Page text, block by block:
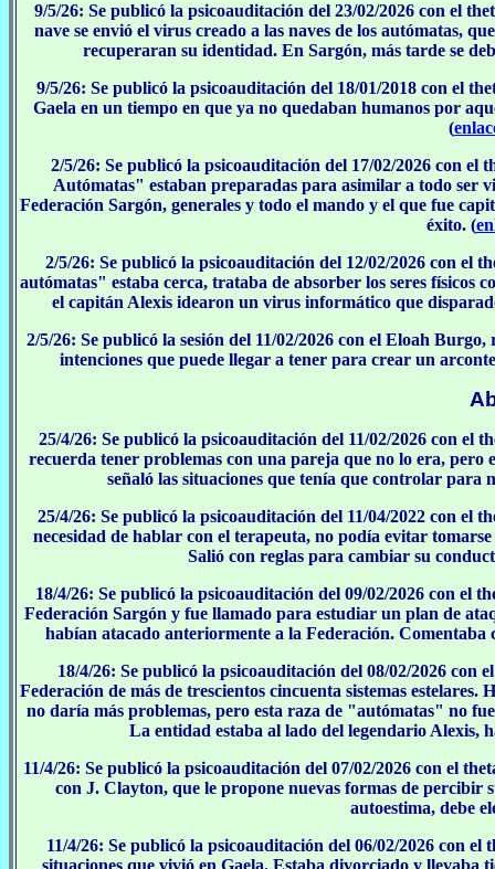
9/5/26: Se publicó la psicoauditación del 23/02/2026 con el
nave se envió el virus creado a las naves de los autómatas,
recuperaran su identidad. En Sargón, más tarde se
9/5/26: Se publicó la psicoauditación del 18/01/2018 con el
Gaela en un tiempo en que ya no quedaban humanos por
(
2/5/26: Se publicó la psicoauditación del 17/02/2026 con
Autómatas" estaban preparadas para asimilar a todo ser
Federación Sargón, generales y todo el mando y el que fue
éxito. (
2/5/26: Se publicó la psicoauditación del 12/02/2026 con
autómatas" estaba cerca, trataba de absorber los seres físicos
el capitán Alexis idearon un virus informático que
2/5/26: Se publicó la sesión del 11/02/2026 con el Eloah
intenciones que puede llegar a tener para crear un
25/4/26: Se publicó la psicoauditación del 11/02/2026 con
recuerda tener problemas con una pareja que no lo era, pero
señaló las situaciones que tenía que controlar para
25/4/26: Se publicó la psicoauditación del 11/04/2022 con el
necesidad de hablar con el terapeuta, no podía evitar
Salió con reglas para cambiar su
18/4/26: Se publicó la psicoauditación del 09/02/2026 con el
Federación Sargón y fue llamado para estudiar un plan de
habían atacado anteriormente a la Federación. Comentaba
18/4/26: Se publicó la psicoauditación del 08/02/2026
Federación de más de trescientos cincuenta sistemas
no daría más problemas, pero esta raza de "autómatas" no
La entidad estaba al lado del legendario Alexis,
11/4/26: Se publicó la psicoauditación del 07/02/2026 con el
con J. Clayton, que le propone nuevas formas de percibir
autoestima, debe
11/4/26: Se publicó la psicoauditación del 06/02/2026 con
situaciones que vivió en Gaela. Estaba divorciado y llevaba